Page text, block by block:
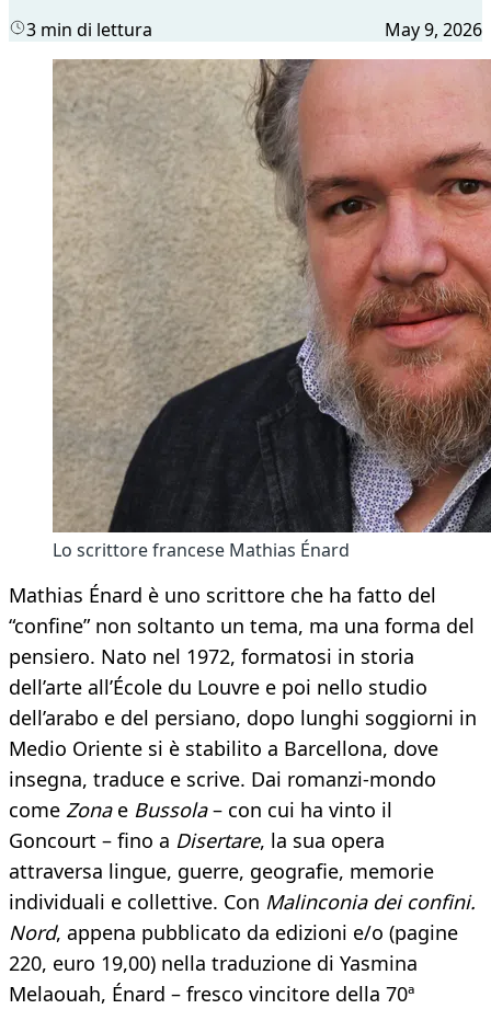
3 min di lettura May 9, 2026
Lo scrittore francese Mathias Énard
Mathias Énard è uno scrittore che ha fatto del
“confine” non soltanto un tema, ma una forma del
pensiero. Nato nel 1972, formatosi in storia
dell’arte all’École du Louvre e poi nello studio
dell’arabo e del persiano, dopo lunghi soggiorni in
Medio Oriente si è stabilito a Barcellona, dove
insegna, traduce e scrive. Dai romanzi-mondo
come Zona e Bussola– con cui ha vinto il
Goncourt – fino a Disertare, la sua opera
attraversa lingue, guerre, geografie, memorie
individuali e collettive. Con Malinconia dei confini.
Nord, appena pubblicato da edizioni e/o (pagine
220, euro 19,00) nella traduzione di Yasmina
Melaouah, Énard – fresco vincitore della 70ª